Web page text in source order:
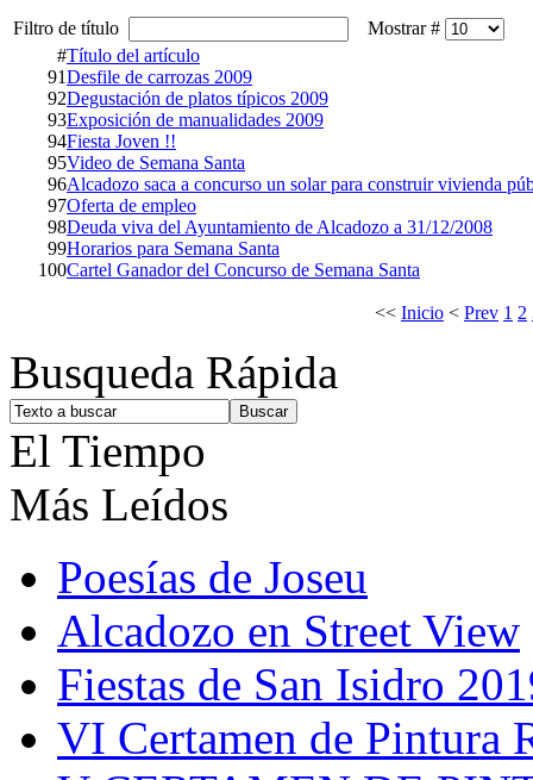
Filtro de título
Mostrar #
#Título del artículo
91Desfile de carrozas 2009
92Degustación de platos típicos 2009
93Exposición de manualidades 2009
94Fiesta Joven !!
95Video de Semana Santa
96Alcadozo saca a concurso un solar para construir vivienda
97Oferta de empleo
98Deuda viva del Ayuntamiento de Alcadozo a 31/12/2008
99Horarios para Semana Santa
100Cartel Ganador del Concurso de Semana Santa
<< Inicio < Prev 1 2
Busqueda Rápida
El Tiempo
Más Leídos
Poesías de Joseu
Alcadozo en Street View
Fiestas de San Isidro
VI Certamen de Pintura